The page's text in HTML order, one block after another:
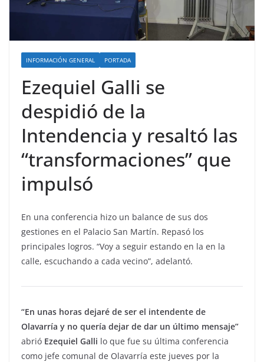
INFORMACIÓN GENERAL PORTADA
Ezequiel Galli se
despidió de la
Intendencia y resaltó las
“transformaciones” que
impulsó
En una conferencia hizo un balance de sus dos
gestiones en el Palacio San Martín. Repasó los
principales logros. “Voy a seguir estando en la en la
calle, escuchando a cada vecino”, adelantó.
“En unas horas dejaré de ser el intendente de
Olavarría y no quería dejar de dar un último mensaje”
abrió Ezequiel Galli lo que fue su última conferencia
como jefe comunal de Olavarría este jueves por la